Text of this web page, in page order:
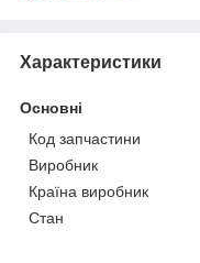
Характеристики
Основні
Код запчастини
Виробник
Країна виробник
Стан